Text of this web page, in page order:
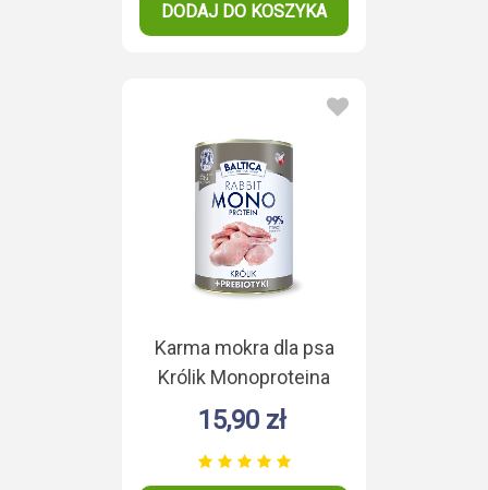
DODAJ DO KOSZYKA
Karma mokra dla psa
Królik Monoproteina
400g
15,90 zł